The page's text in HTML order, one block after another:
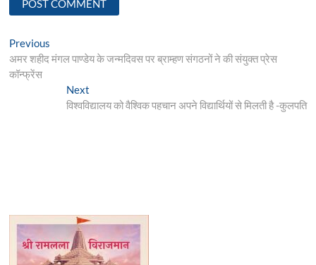
Post
navigation
Previous
post:
अमर शहीद मंगल पाण्डेय के जन्मदिवस पर ब्राम्हण संगठनों ने की संयुक्त प्रेस
कॉन्फ्रेंस
NextNext
post:
विश्वविद्यालय को वैश्विक पहचान अपने विद्यार्थियों से मिलती है -कुलपति